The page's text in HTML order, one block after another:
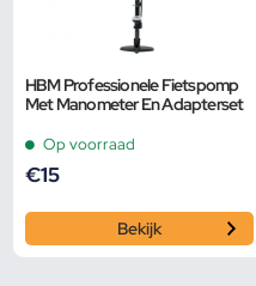
HBM Professionele Fietspomp
Met Manometer En Adapterset
Op voorraad
€15
Bekijk